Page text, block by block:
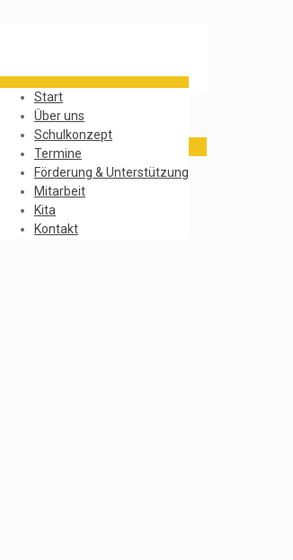
Start
Über uns
Schulkonzept
Termine
Förderung & Unterstützung
Mitarbeit
Kita
Kontakt